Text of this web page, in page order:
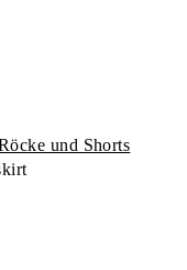
und Shorts